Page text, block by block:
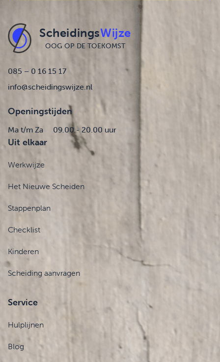
ScheidingsWijze
OOG OP DE TOEKOMST
085 – 0 16 15 17
info@scheidingswijze.nl
Openingstijden
Ma t/m Za 09.00 - 20.00 uur
Uit elkaar
Werkwijze
Het Nieuwe Scheiden
Stappenplan
Checklist
Kinderen
Scheiding aanvragen
Service
Hulplijnen
Blog